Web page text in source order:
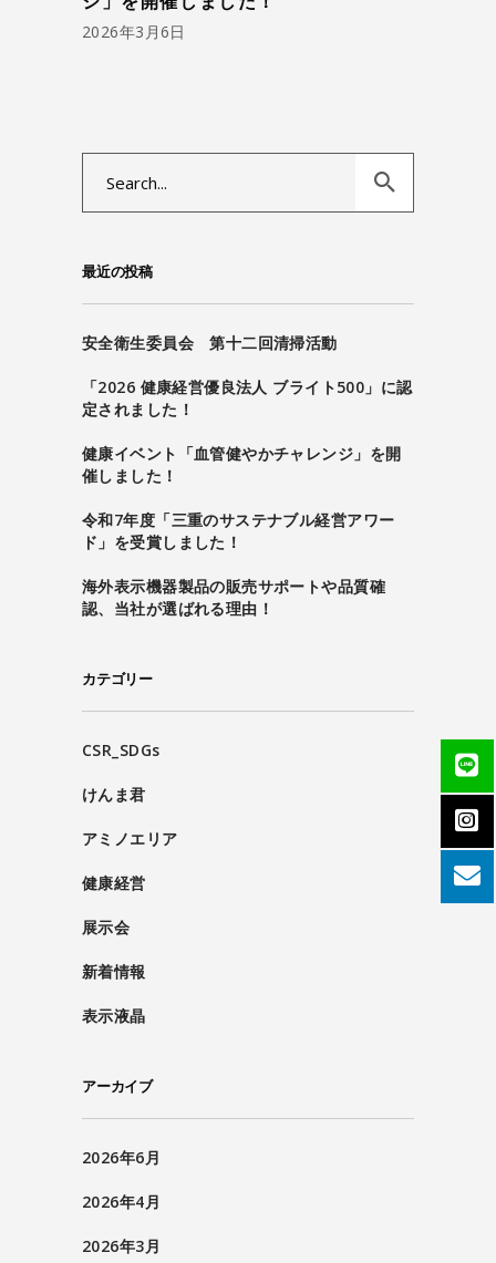
2026年3月6日
最近の投稿
安全衛生委員会 第十二回清掃活動
「2026 健康経営優良法人 ブライト500」に認
定されました！
健康イベント「血管健やかチャレンジ」を開
催しました！
令和7年度「三重のサステナブル経営アワー
ド」を受賞しました！
海外表示機器製品の販売サポートや品質確
認、当社が選ばれる理由！
カテゴリー
CSR_SDGs
けんま君
アミノエリア
健康経営
展示会
新着情報
表示液晶
アーカイブ
2026年6月
2026年4月
2026年3月